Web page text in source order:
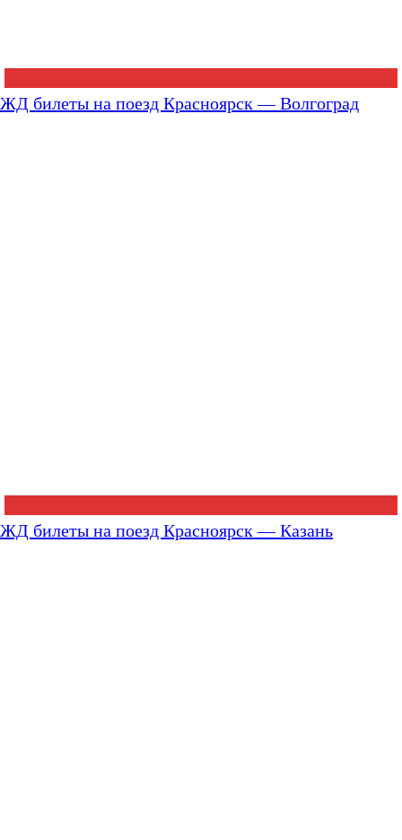
ЖД билеты на поезд Красноярск — Волгоград
ЖД билеты на поезд Красноярск — Казань